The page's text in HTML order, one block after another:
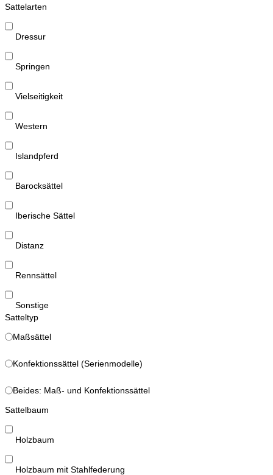
Sattelarten
Dressur
Springen
Vielseitigkeit
Western
Islandpferd
Barocksättel
Iberische Sättel
Distanz
Rennsättel
Sonstige
Satteltyp
Maßsättel
Konfektionssättel (Serienmodelle)
Beides: Maß- und Konfektionssättel
Sattelbaum
Holzbaum
Holzbaum mit Stahlfederung